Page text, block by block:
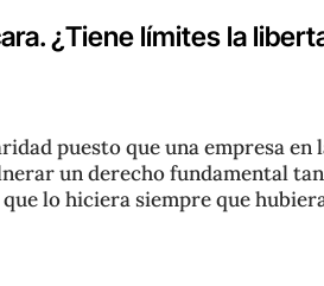
¿Tiene límites la
puesto que una empresa en
un derecho fundamental
lo hiciera siempre que